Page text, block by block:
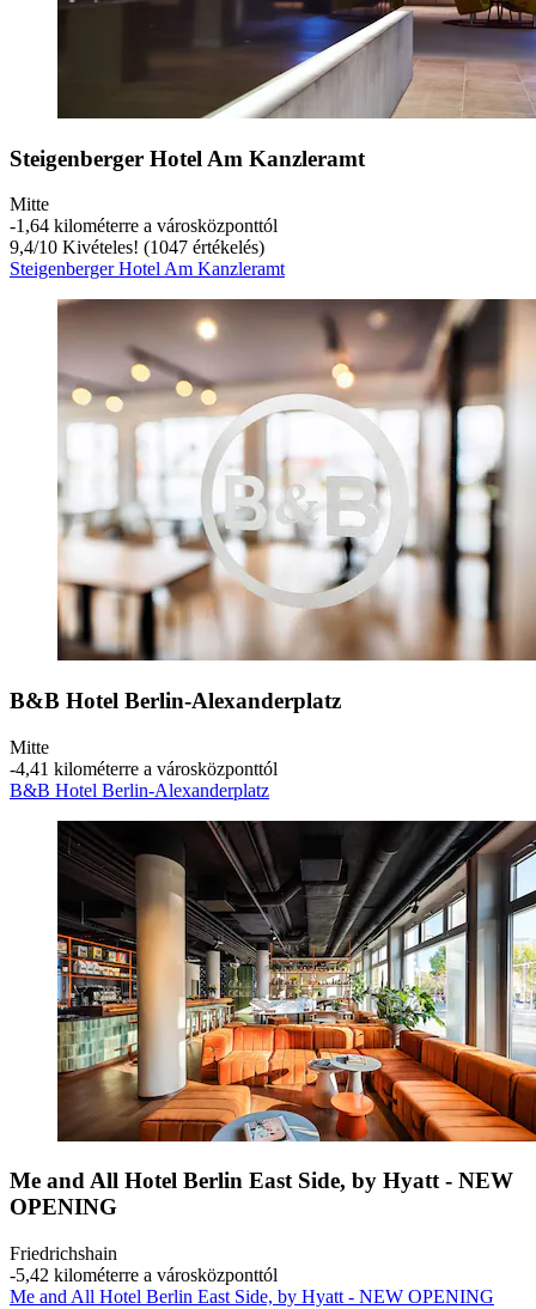
Steigenberger Hotel Am Kanzleramt
Mitte
‐1,64 kilométerre a városközponttól
9,4/10 Kivételes! (1047 értékelés)
Steigenberger Hotel Am Kanzleramt
B&B Hotel Berlin-Alexanderplatz
Mitte
‐4,41 kilométerre a városközponttól
B&B Hotel Berlin-Alexanderplatz
Me and All Hotel Berlin East Side, by Hyatt - NEW
OPENING
Friedrichshain
‐5,42 kilométerre a városközponttól
Me and All Hotel Berlin East Side, by Hyatt - NEW OPENING